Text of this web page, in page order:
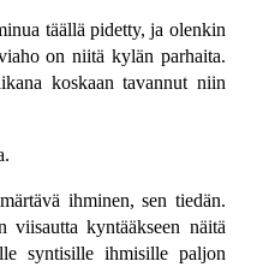
täällä pidetty, ja olenkin
on niitä kylän parhaita.
koskaan tavannut niin
ihminen, sen tiedän.
viisautta kyntääkseen näitä
syntisille ihmisille paljon